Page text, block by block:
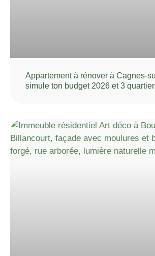
Appartement à rénover à Cagnes-
simule ton budget 2026 et 3